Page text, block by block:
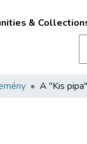
&
A "Kis